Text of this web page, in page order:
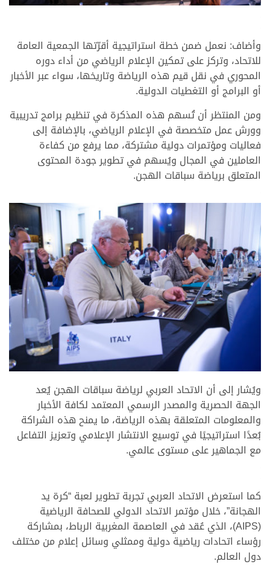
وأضاف: نعمل ضمن خطة استراتيجية أقرّتها الجمعية العامة
للاتحاد، وتركز على تمكين الإعلام الرياضي من أداء دوره
المحوري في نقل قيم هذه الرياضة وتاريخها، سواء عبر الأخبار
أو البرامج أو التغطيات الدولية.
ومن المنتظر أن تُسهم هذه المذكرة في تنظيم برامج تدريبية
وورش عمل متخصصة في الإعلام الرياضي، بالإضافة إلى
فعاليات ومؤتمرات دولية مشتركة، مما يرفع من كفاءة
العاملين في المجال ويُسهم في تطوير جودة المحتوى
المتعلق برياضة سباقات الهجن.
ويُشار إلى أن الاتحاد العربي لرياضة سباقات الهجن يُعد
الجهة الحصرية والمصدر الرسمي المعتمد لكافة الأخبار
والمعلومات المتعلقة بهذه الرياضة، ما يمنح هذه الشراكة
بُعدًا استراتيجيًا في توسيع الانتشار الإعلامي وتعزيز التفاعل
مع الجماهير على مستوى عالمي.
كما استعرض الاتحاد العربي تجربة تطوير لعبة “كرة يد
الهجانة”، خلال مؤتمر الاتحاد الدولي للصحافة الرياضية
(AIPS)، الذي عُقد في العاصمة المغربية الرباط، بمشاركة
رؤساء اتحادات رياضية دولية وممثلي وسائل إعلام من مختلف
دول العالم.